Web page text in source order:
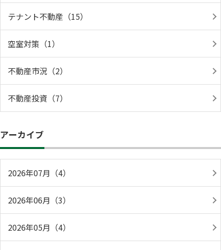
テナント不動産（15）
空室対策（1）
不動産市況（2）
不動産投資（7）
アーカイブ
2026年07月（4）
2026年06月（3）
2026年05月（4）